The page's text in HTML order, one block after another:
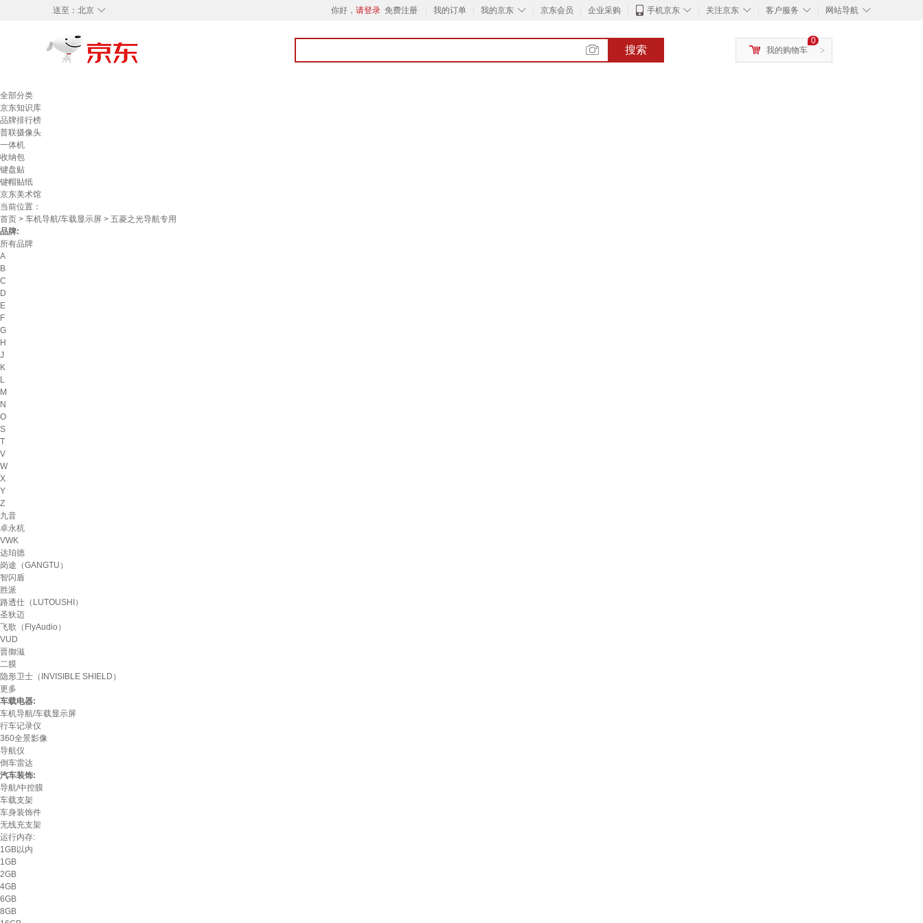
◇
送至： 北京 你好， 请登录 免费注册 我的订单 ◇
我的京东 京东会员 企业采购 ◇
手机京东 ◇
关注京东 ◇
客户服务 ◇
网站导航
搜索 >
0
我的购物车
全部分类
京东知识库
品牌排行榜
普联摄像头
一体机
收纳包
键盘贴
键帽贴纸
京东美术馆
当前位置：
首页 > 车机导航/车载显示屏 > 五菱之光导航专用
品牌:
所有品牌
A
B
C
D
E
F
G
H
J
K
L
M
N
O
S
T
V
W
X
Y
Z
九音
卓永杭
VWK
达珀德
岗途（GANGTU）
智闪盾
胜派
路透仕（LUTOUSHI）
圣狄迈
飞歌（FlyAudio）
VUD
晋御滋
二膜
隐形卫士（INVISIBLE SHIELD）
更多
车载电器:
车机导航/车载显示屏
行车记录仪
360全景影像
导航仪
倒车雷达
汽车装饰:
导航/中控膜
车载支架
车身装饰件
无线充支架
运行内存:
1GB以内
1GB
2GB
4GB
6GB
8GB